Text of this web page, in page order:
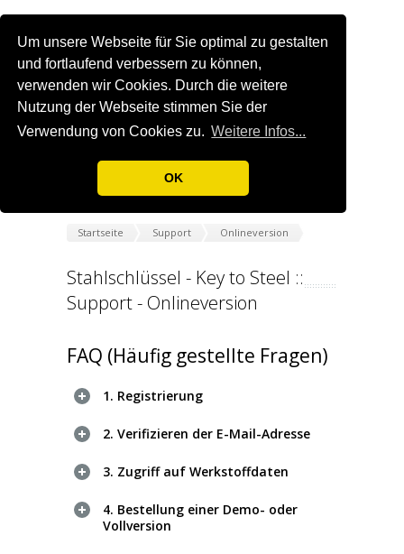
Um unsere Webseite für Sie optimal zu gestalten
und fortlaufend verbessern zu können,
verwenden wir Cookies. Durch die weitere
Nutzung der Webseite stimmen Sie der
Verwendung von Cookies zu. Weitere Infos...
OK
Startseite Support Onlineversion
Stahlschlüssel - Key to Steel ::
Support - Onlineversion
FAQ (Häufig gestellte Fragen)
1. Registrierung
2. Verifizieren der E-Mail-Adresse
3. Zugriff auf Werkstoffdaten
4. Bestellung einer Demo- oder
Vollversion